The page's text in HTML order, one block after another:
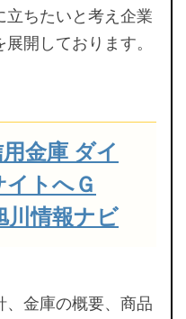
立ちたいと考え企業
開しております。
金庫 ダイ
トへＧ
川情報ナビ
、金庫の概要、商品